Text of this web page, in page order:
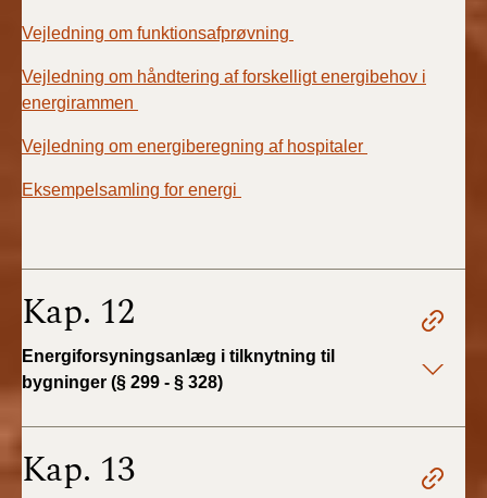
Vejledning om funktionsafprøvning
Vejledning om håndtering af forskelligt energibehov i
energirammen
Vejledning om energiberegning af hospitaler
Eksempelsamling for energi
Kap. 12
Energiforsyningsanlæg i tilknytning til
bygninger (§ 299 - § 328)
Kap. 13